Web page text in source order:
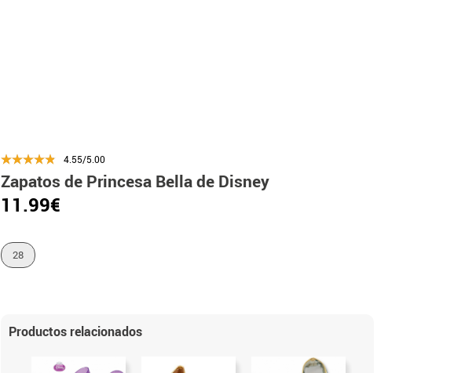
4.55/5.00
Zapatos de Princesa Bella de Disney
11.99€
28
Productos relacionados